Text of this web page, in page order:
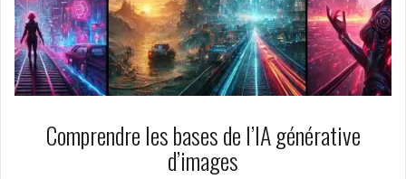
Comprendre les bases de l’IA générative
d’images